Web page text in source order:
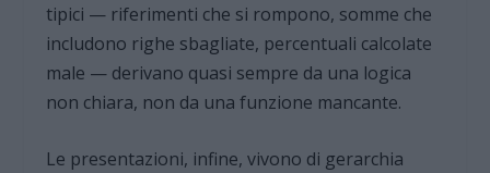
tipici — riferimenti che si rompono, somme che
includono righe sbagliate, percentuali calcolate
male — derivano quasi sempre da una logica
non chiara, non da una funzione mancante.
Le presentazioni, infine, vivono di gerarchia